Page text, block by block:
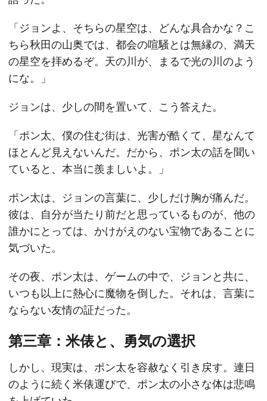
「ジョンよ、そちらの星空は、どんな具合かな？こ
ちら秋田の山奥では、都会の喧騒とは無縁の、満天
の星空を拝めるぞ。天の川が、まるで光の川のよう
にな。」
ジョンは、少しの間を置いて、こう答えた。
「ポン太、僕の住む街は、光害が酷くて、星なんて
ほとんど見えないんだ。だから、ポン太の話を聞い
ていると、本当に羨ましいよ。」
ポン太は、ジョンの言葉に、少しだけ胸が痛んだ。
彼は、自分が当たり前だと思っているものが、他の
誰かにとっては、かけがえのない宝物であることに
気づいた。
その夜、ポン太は、ゲームの中で、ジョンと共に、
いつも以上に熱心に魔物を倒した。それは、言葉に
ならない友情の証だった。
第三章：米俵と、勇気の選択
しかし、現実は、ポン太を容赦なく引き戻す。連日
のように続く米俵運びで、ポン太の小さな体は悲鳴